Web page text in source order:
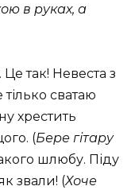
в руках, а
Це так! Невеста з
сватаю
хрестить
(Бере гітару
шлюбу. Піду
звали! (Хоче